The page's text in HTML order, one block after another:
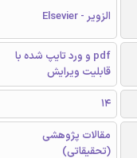
الزویر - Elsevier
pdf و ورد تایپ شده با
قابلیت ویرایش
14
مقالات پژوهشی
(تحقیقاتی)